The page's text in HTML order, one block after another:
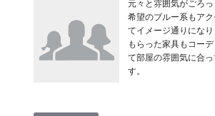
元々と雰囲気がごろ
希望のブルー系もア
てイメージ通りにな
もらった家具もコー
て部屋の雰囲気に合
す。